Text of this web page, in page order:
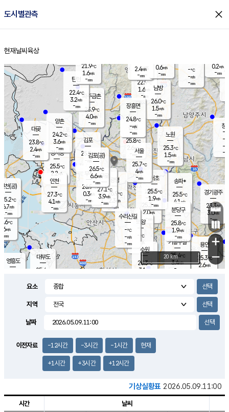
도시별관측 close
홈
현재날씨 육상
의도
℃
m/s
mm
영흥도
양주
22.9℃
1.6
-mm
과천
25.3℃
2.0m/s
- mm
용인
25.3℃
2.6m/s
경기광주
23.3℃
3.0m/s
-mm
2.3m/s
대부도
25.4
경서동
25.5℃
2.2 m/s
-mm
파주금촌
23.9℃
4.0m/s
-mm
-℃
-m/s
-mm
대곶
23.8℃
2.4m/s
-mm
창
-
-m/
-
탄현
22.4℃
3.2m/s
-mm
0.2m/s
-mm
의왕
- ℃
m/s
mm
김포
25.5℃
-m/s
mm
광명
26.9 ℃
2.3 m/s
-mm
부천
26.9℃
0.3m/s
-mm
양촌
24.2℃
3.6m/s
-mm
구로
27.1℃
3.9m/s
-mm
은평
25.8℃
2.6 m/s
- mm
노원
25.3℃
1.5m/s
-mm
송파*
25.5℃
4.1 m/s
-mm
서초
25.5℃
1.9m/s
-mm
남방
26.0℃
1.5m/s
-mm
기흥구갈
25.4℃
3.4m/s
-
수리산길
-℃
-m/s
-mm
분당구
25.8℃
1.9m/s
-mm
장흥면
24.8℃
-m/s
-mm
2.4m/s
-mm
인천(공)
25.2℃
6.7m/s
-mm
김포(공)
26.5℃
6.6m/s
-mm
수원
26.3℃
3.1 m/s
인천
27.3℃
4.1 m/s
-mm
서울
25.7℃
4m/s
-mm
21.9℃
1.6m/s
-mm
0.6m/s
-mm
+
−
20 km
요소
지역
날짜
이전자료 -12시간 -3시간 -1시간 현재
+1시간 +3시간 +12시간
기상실황표 2026.05.09.11:00
시간 날씨